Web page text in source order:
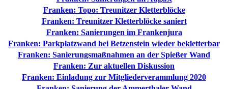
Franken: Topo: Treunitzer Kletterblöcke
Franken: Treunitzer Kletterblöcke saniert
Franken: Sanierungen im Frankenjura
Franken: Parkplatzwand bei Betzenstein wieder bekletterbar
Franken: Sanierungsmaßnahmen an der Spießer Wand
Franken: Zur aktuellen Diskussion
Franken: Einladung zur Mitgliederverammlung 2020